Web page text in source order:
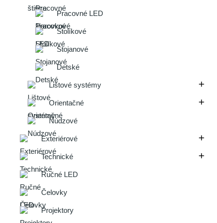
Pracovné LED
Stolíkové
Stojanové
Detské
Lištové systémy 
Orientačné 
Núdzové
Exteriérové 
Technické 
Ručné LED
Čelovky
Projektory